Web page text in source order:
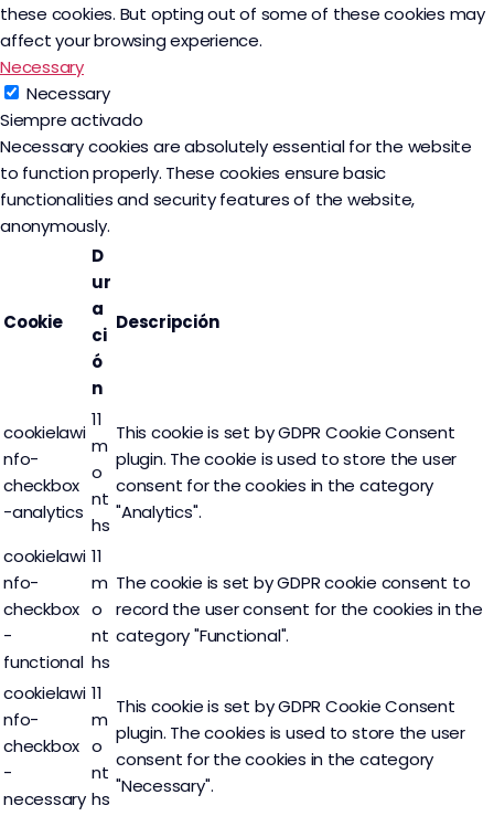
these cookies. But opting out of some of these cookies may
affect your browsing experience.
Necessary
Necessary
Siempre activado
Necessary cookies are absolutely essential for the website
to function properly. These cookies ensure basic
functionalities and security features of the website,
anonymously.
Cookie
D
ur
a
ci
ó
n
Descripción
cookielawi
nfo-
checkbox
-analytics
11
m
o
nt
hs
This cookie is set by GDPR Cookie Consent
plugin. The cookie is used to store the user
consent for the cookies in the category
"Analytics".
cookielawi
nfo-
checkbox
-
functional
11
m
o
nt
hs
The cookie is set by GDPR cookie consent to
record the user consent for the cookies in the
category "Functional".
cookielawi
nfo-
checkbox
-
necessary
11
m
o
nt
hs
This cookie is set by GDPR Cookie Consent
plugin. The cookies is used to store the user
consent for the cookies in the category
"Necessary".